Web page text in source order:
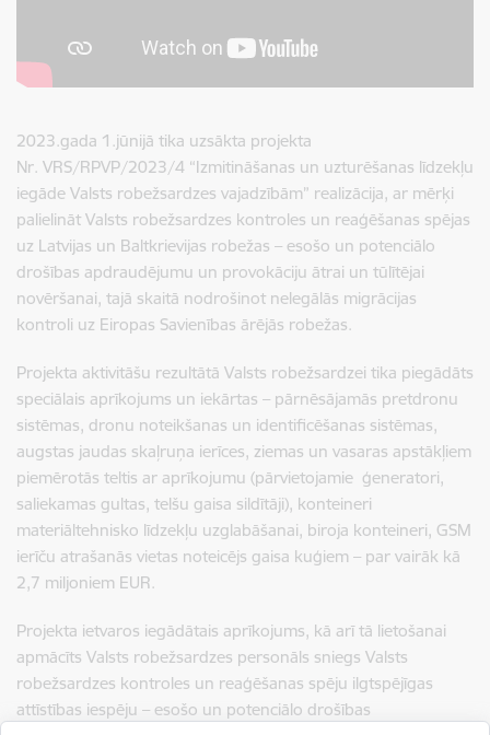
2023.gada 1.jūnijā tika uzsākta projekta
Nr. VRS/RPVP/2023/4 “Izmitināšanas un uzturēšanas līdzekļu
iegāde Valsts robežsardzes vajadzībām” realizācija, ar mērķi
palielināt Valsts robežsardzes kontroles un reaģēšanas spējas
uz Latvijas un Baltkrievijas robežas – esošo un potenciālo
drošības apdraudējumu un provokāciju ātrai un tūlītējai
novēršanai, tajā skaitā nodrošinot nelegālās migrācijas
kontroli uz Eiropas Savienības ārējās robežas.
Projekta aktivitāšu rezultātā Valsts robežsardzei tika piegādāts
speciālais aprīkojums un iekārtas – pārnēsājamās pretdronu
sistēmas, dronu noteikšanas un identificēšanas sistēmas,
augstas jaudas skaļruņa ierīces, ziemas un vasaras apstākļiem
piemērotās teltis ar aprīkojumu (pārvietojamie ģeneratori,
saliekamas gultas, telšu gaisa sildītāji), konteineri
materiāltehnisko līdzekļu uzglabāšanai, biroja konteineri, GSM
ierīču atrašanās vietas noteicējs gaisa kuģiem – par vairāk kā
2,7 miljoniem EUR.
Projekta ietvaros iegādātais aprīkojums, kā arī tā lietošanai
apmācīts Valsts robežsardzes personāls sniegs Valsts
robežsardzes kontroles un reaģēšanas spēju ilgtspējīgas
attīstības iespēju – esošo un potenciālo drošības